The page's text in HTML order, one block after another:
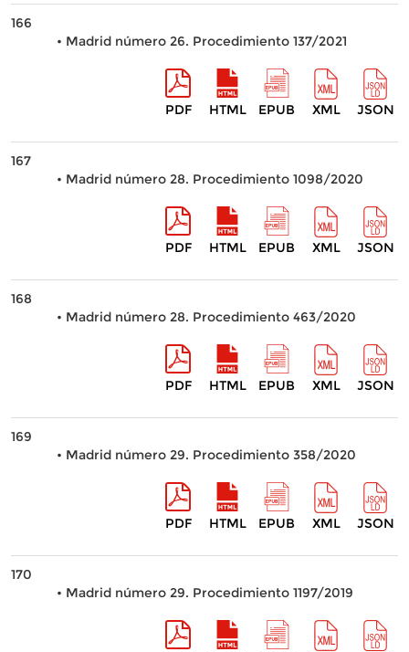
166
• Madrid número 26. Procedimiento 137/2021
PDF HTML EPUB XML JSON
167
• Madrid número 28. Procedimiento 1098/2020
PDF HTML EPUB XML JSON
168
• Madrid número 28. Procedimiento 463/2020
PDF HTML EPUB XML JSON
169
• Madrid número 29. Procedimiento 358/2020
PDF HTML EPUB XML JSON
170
• Madrid número 29. Procedimiento 1197/2019